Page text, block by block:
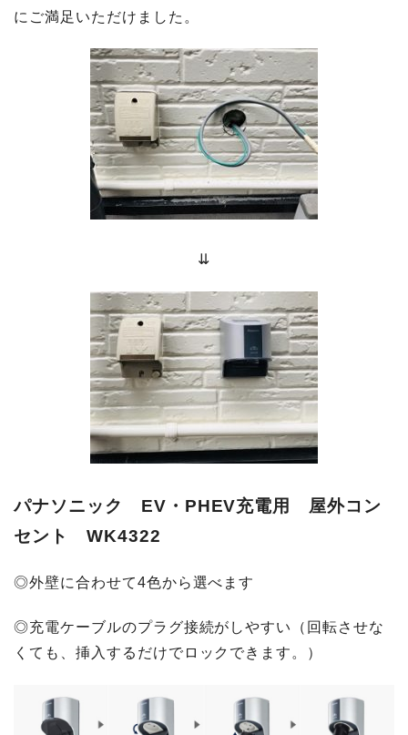
にご満足いただけました。
⇊
パナソニック EV・PHEV充電用 屋外コン
セント WK4322
◎外壁に合わせて4色から選べます
◎充電ケーブルのプラグ接続がしやすい（回転させな
くても、挿入するだけでロックできます。）